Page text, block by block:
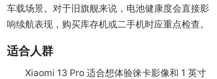
车载场景。对于旧旗舰来说，电池健康度会直接影
响续航表现，购买库存机或二手机时应重点检查。
适合人群
Xiaomi 13 Pro 适合想体验徕卡影像和 1 英寸